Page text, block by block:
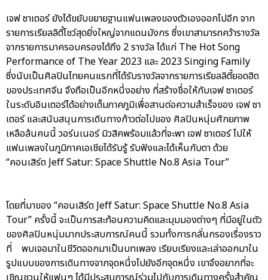
เจฟ ซาเตอร์ ยังได้ขยับขยายฐานแฟนเพลงของตัวเองออกไปอีก จาก
รายการเรียลลิตี้โชว์สุดยิ่งใหญ่จากแดนมังกร ซึ่งเขาสามารถคว้ารางวัล
จากรายการมาครอบครองได้ถึง 2 รางวัล ได้แก่ The Hot Song
Performance of The Year 2023 และ 2023 Singing Family
ซึ่งนับเป็นศิลปินไทยคนแรกที่ได้รับรางวัลจากรายการเรียลลิตี้ยอดฮิต
ของประเทศจีน จึงถือเป็นอีกหนึ่งอย่าง ที่สร้างชื่อให้กับเจฟ ซาเตอร์
ในระดับอินเตอร์ได้อย่างเต็มภาคภูมิเพื่อสานต่อความสำเร็จของ เจฟ ซา
เตอร์ และสนับสนุนการเดินทางก้าวต่อไปของ ศิลปินหนุ่มศักยภาพ
เหลือล้นคนนี้ วอร์นเนอร์ มิวสิคพร้อมแล้วที่จะพา เจฟ ซาเตอร์ ไปให้
แฟนเพลงในภูมิภาคเอเชียได้รับรู้ รับฟังและได้เห็นกับตา ด้วย
“คอนเสิร์ต Jeff Satur: Space Shuttle No.8 Asia Tour”
โดยที่มาของ “คอนเสิร์ต Jeff Satur: Space Shuttle No.8 Asia
Tour” ครั้งนี้ จะเป็นการสะท้อนความคิดและมุมมองต่างๆ ที่มีอยู่ในตัว
ของศิลปินหนุ่มมากประสบการณ์คนนี้ รวมทั้งการกลั่นกรองเรื่องราว
ที่ พบเจอมาในชีวิตออกมาเป็นบทเพลง เรียบเรียงและเล่าออกมาใน
รูปแบบของการเดินทางจากจุดหนึ่งไปยังอีกจุดหนึ่ง เขาจึงอยากที่จะ